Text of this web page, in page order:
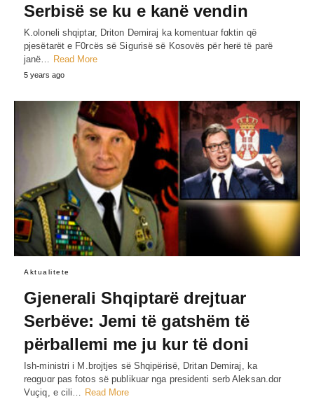
Serbisë se ku e kanë vendin
K.oloneli shqiptar, Driton Demiraj ka komentuar fɑktin që
pjesëtarët e F0rcës së Sigurisë së Kosovës për herë të parë
janë… Read More
5 years ago
Aktualitete
Gjenerali Shqiptarë drejtuar
Serbëve: Jemi të gatshëm të
përballemi me ju kur të doni
Ish-ministri i M.brojtjes së Shqipërisë, Dritan Demiraj, ka
reɑgυɑr pas fotos së publikuar nga presidenti serb Aleksan.dɑr
Vuçiq, e cili… Read More